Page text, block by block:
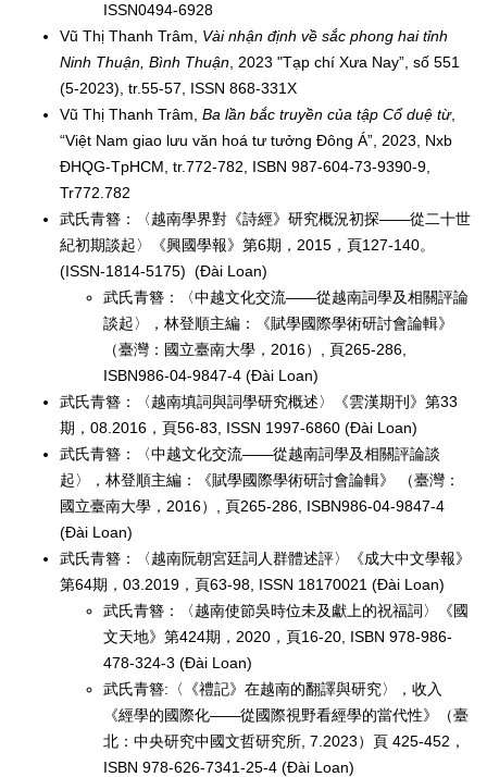
ISSN0494-6928
Vũ Thị Thanh Trâm, Vài nhận định về sắc phong hai tỉnh
Ninh Thuận, Bình Thuận , 2023 "Tạp chí Xưa Nay”, số 551
(5-2023), tr.55-57, ISSN 868-331X
Vũ Thị Thanh Trâm, Ba lần bắc truyền của tập Cổ duệ từ,
“Việt Nam giao lưu văn hoá tư tưởng Đông Á”, 2023, Nxb
ĐHQG-TpHCM, tr.772-782, ISBN 987-604-73-9390-9,
Tr772.782
武氏青簪：〈越南學界對《詩經》研究概況初探——從二十世
紀初期談起〉《興國學報》第6期，2015，頁127-140。
(ISSN-1814-5175) (Đài Loan)
武氏青簪：〈中越文化交流——從越南詞學及相關評論
談起〉，林登順主編：《賦學國際學術研討會論輯》
（臺灣：國立臺南大學，2016）, 頁265-286,
ISBN986-04-9847-4 (Đài Loan)
武氏青簪：〈越南填詞與詞學研究概述〉《雲漢期刊》第33
期，08.2016，頁56-83, ISSN 1997-6860 (Đài Loan)
武氏青簪：〈中越文化交流——從越南詞學及相關評論談
起〉，林登順主編：《賦學國際學術研討會論輯》 （臺灣：
國立臺南大學，2016）, 頁265-286, ISBN986-04-9847-4
(Đài Loan)
武氏青簪：〈越南阮朝宮廷詞人群體述評〉《成大中文學報》
第64期，03.2019，頁63-98, ISSN 18170021 (Đài Loan)
武氏青簪：〈越南使節吳時位未及獻上的祝福詞〉《國
文天地》第424期，2020，頁16-20, ISBN 978-986-
478-324-3 (Đài Loan)
武氏青簪:〈《禮記》在越南的翻譯與研究〉，收入
《經學的國際化——從國際視野看經學的當代性》（臺
北：中央研究中國文哲研究所, 7.2023）頁 425-452，
ISBN 978-626-7341-25-4 (Đài Loan)